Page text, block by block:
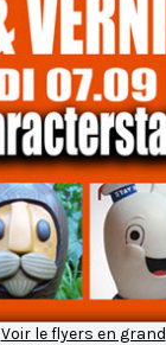
Voir le flyers en grand